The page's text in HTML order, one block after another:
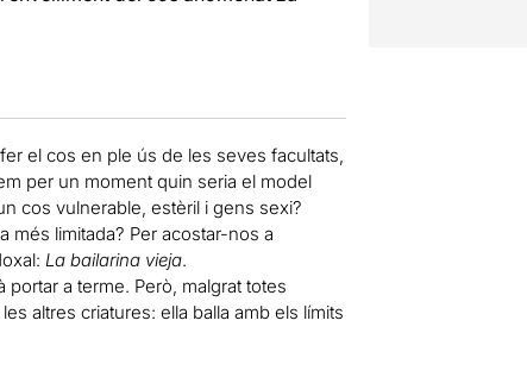
el cos en ple ús de les seves facultats,
per un moment quin seria el model
cos vulnerable, estèril i gens sexi?
més limitada? Per acostar-nos a
La bailarina vieja.
portar a terme. Però, malgrat totes
altres criatures: ella balla amb els límits